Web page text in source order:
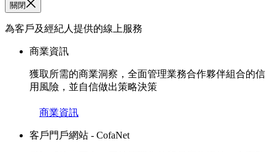
關閉
為客戶及經紀人提供的線上服務
商業資訊
獲取所需的商業洞察，全面管理業務合作夥伴組合的信
用風險，並自信做出策略決策
商業資訊
客戶門戶網站 - CofaNet